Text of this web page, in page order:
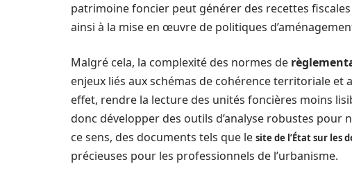
patrimoine foncier peut générer des recettes
ainsi à la mise en œuvre de politiques
Malgré cela, la complexité des normes de
enjeux liés aux schémas de cohérence territoriale et
effet, rendre la lecture des unités foncières moins
donc développer des outils d’analyse robustes pour
ce sens, des documents tels que le site de l’État sur les
précieuses pour les professionnels de l’urbanisme.